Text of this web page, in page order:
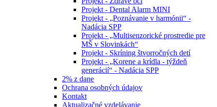
Projekt - Dental Alarm MINI
Projekt - „Poznávanie v harmónii“ -
Nadácia SPP
Projekt - „Multisenzorické prostredie pre
MŠ v Slovinkách“
Projekt - Skríning štvorročných detí
Projekt - „Korene a krídla - týždeň
generácií“ - Nadácia SPP
2% z dane
Ochrana osobných údajov
Kontakt
Aktualizačné vzdelávanie